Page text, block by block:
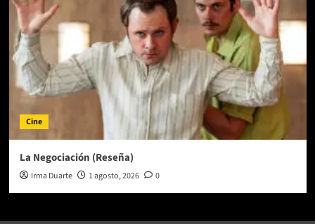
Cine
La Negociación (Reseña)
Irma Duarte 1 agosto, 2026 0